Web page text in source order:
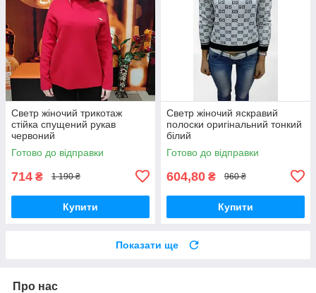
Светр жіночий трикотаж
стійка спущений рукав
червоний
Готово до відправки
714 ₴ 1 190 ₴
Купити
Светр жіночий яскравий
полоски оригінальний тонкий
білий
Готово до відправки
604,80 ₴ 960 ₴
Купити
Показати ще
Про нас